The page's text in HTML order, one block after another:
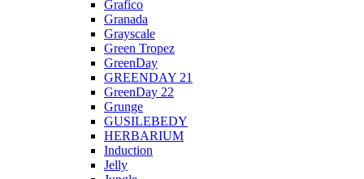
Grafico
Granada
Grayscale
Green Tropez
GreenDay
GREENDAY 21
GreenDay 22
Grunge
GUSILEBEDY
HERBARIUM
Induction
Jelly